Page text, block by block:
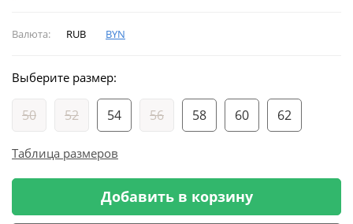
Валюта: RUB BYN
Выберите размер:
50 52 54 56 58 60 62
Таблица размеров
Добавить в корзину